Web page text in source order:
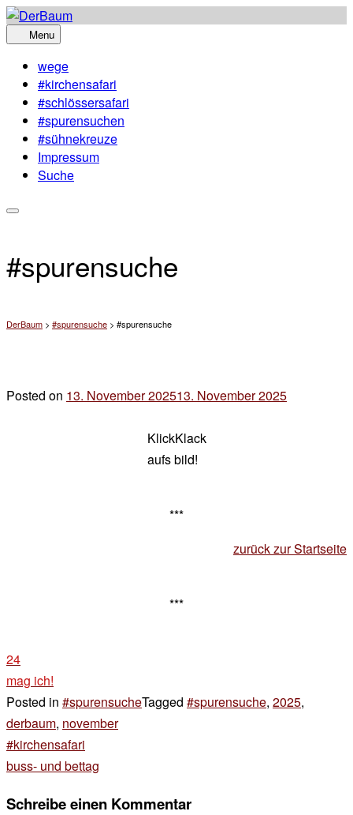
Skip
to
Menu
wege
#kirchensafari
#schlössersafari
#spurensuchen
#sühnekreuze
Impressum
Suche
#spurensuche
DerBaum > #spurensuche > #spurensuche
Posted on 13. November 202513. November 2025
KlickKlack
aufs bild!
***
zurück zur Startseite
***
24
mag ich!
Posted in #spurensucheTagged #spurensuche, 2025,
derbaum, november
Beitragsnavigation
#kirchensafari
buss- und bettag
Schreibe einen Kommentar